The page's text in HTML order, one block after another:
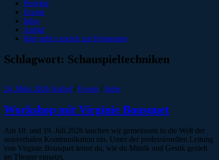
Projekte
Events
Infos
Aufruf
Hier geht’s zurück zur Homepage
Schlagwort: Schauspieltechniken
24. März 2026 Aufruf/ Events / Infos
Workshop mit Virginie Bousquet
Am 18. und 19. Juli 2026 tauchen wir gemeinsam in die Welt der
nonverbalen Kommunikation ein. Unter der professionellen Leitung
von Virginie Bousquet lernst du, wie du Mimik und Gestik gezielt
im Theater einsetzt.